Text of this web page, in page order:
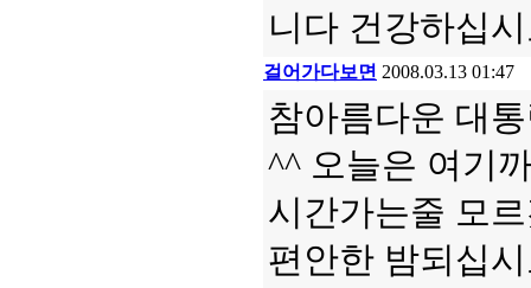
니다 건강하십
걸어가다보면 2008.03.13 01:47
참아름다운 대
^^ 오늘은 여기
시간가는줄 모
편안한 밤되십